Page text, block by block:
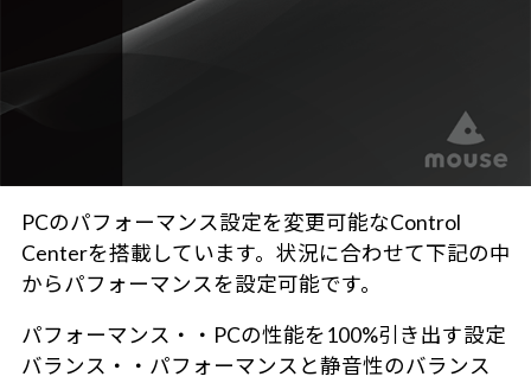
PCのパフォーマンス設定を変更可能なControl
Centerを搭載しています。状況に合わせて下記の中
からパフォーマンスを設定可能です。
パフォーマンス・・PCの性能を100%引き出す設定
バランス・・パフォーマンスと静音性のバランス